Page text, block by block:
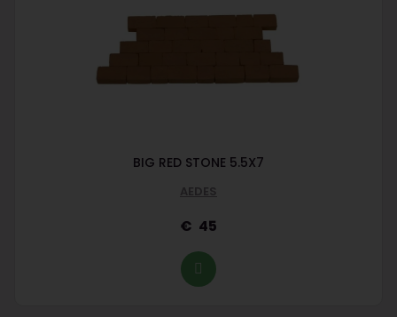
BIG RED STONE 5.5X7
AEDES
45